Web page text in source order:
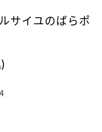
サイユのばらポ